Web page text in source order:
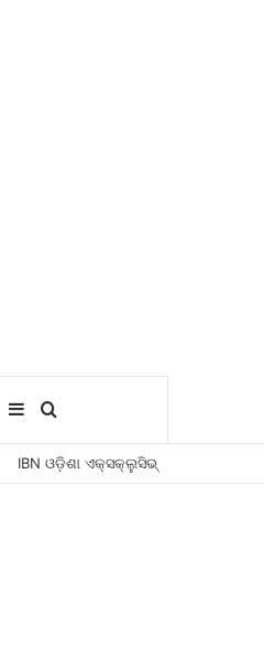
for
Sidebar
IBN ଓଡ଼ିଶା ଏକ୍ସକ୍ଲୁସିଭ୍